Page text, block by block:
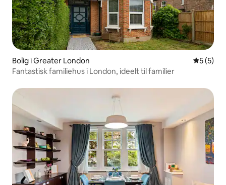
Bolig i Greater London 5 ud af 5
5 (5)
Fantastisk familiehus i London, ideelt til familier